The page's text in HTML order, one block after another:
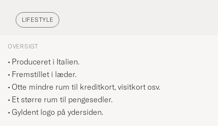
LIFESTYLE
OVERSIGT
Produceret i Italien.
Fremstillet i læder.
Otte mindre rum til kreditkort, visitkort osv.
Et større rum til pengesedler.
Gyldent logo på ydersiden.